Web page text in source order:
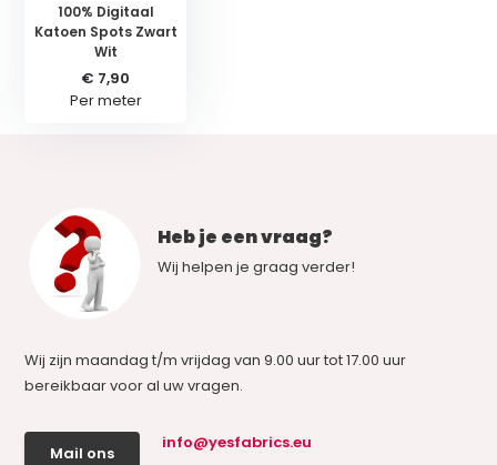
100% Digitaal
Katoen Spots Zwart
Wit
€ 7,90
Per meter
Heb je een vraag?
Wij helpen je graag verder!
Wij zijn maandag t/m vrijdag van 9.00 uur tot 17.00 uur
bereikbaar voor al uw vragen.
Mail ons
info@yesfabrics.eu